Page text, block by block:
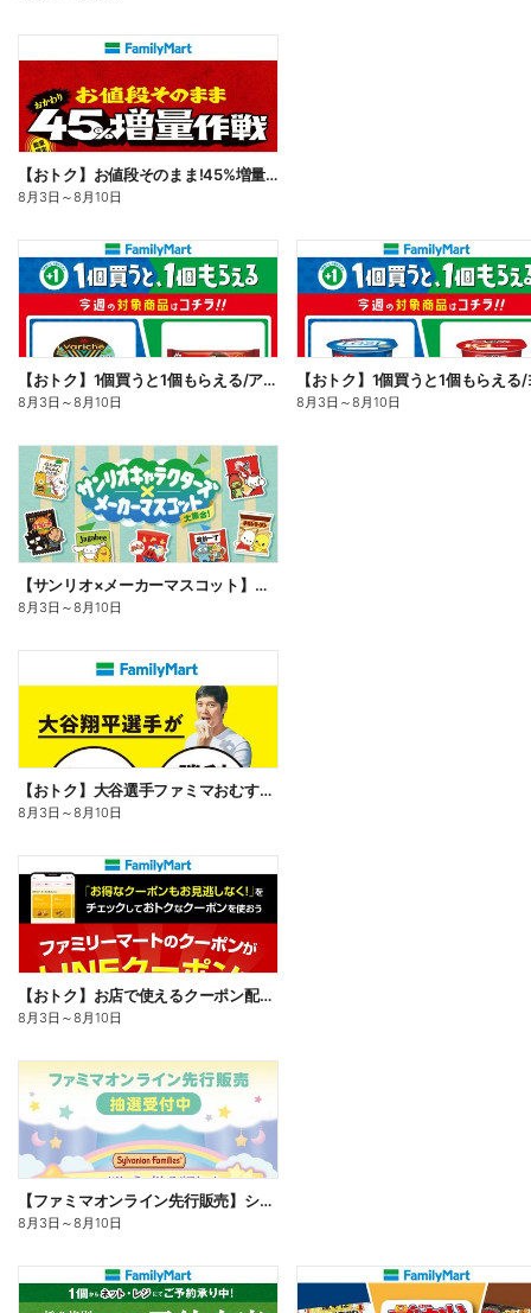
【おトク】お値段そのまま!45%増量作戦!
8月3日 ～8月10日
【おトク】1個買うと1個もらえる/アイス
8月3日 ～8月10日 8月3日 ～8月10日
【サンリオ×メーカーマスコット】オリジナルグッズ貰える!
8月3日 ～8月10日
【おトク】大谷選手ファミマおむすび割
8月3日 ～8月10日
【おトク】お店で使えるクーポン配信中
8月3日 ～8月10日
【ファミマオンライン先行販売】シルバニアファミリー
8月3日 ～8月10日